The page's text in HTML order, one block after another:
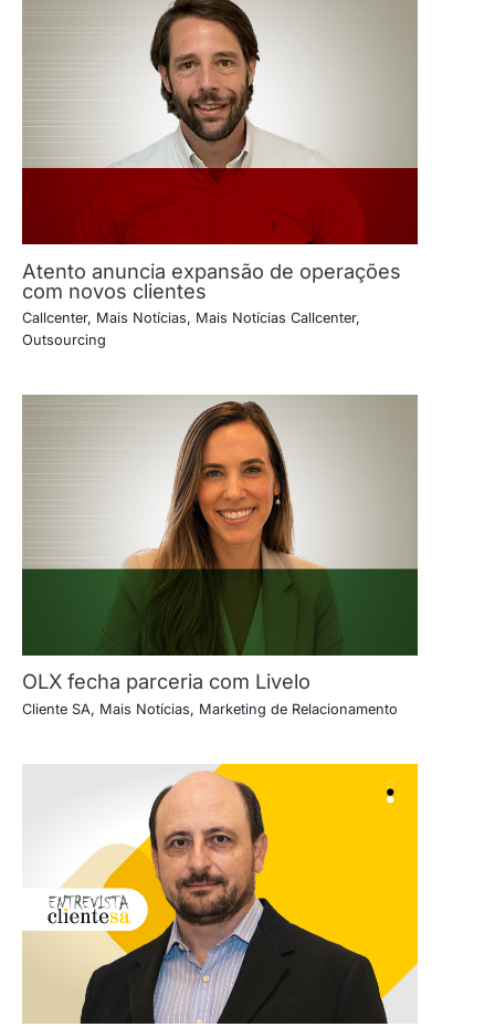
Atento anuncia expansão de operações
com novos clientes
Callcenter, Mais Notícias, Mais Notícias Callcenter,
Outsourcing
OLX fecha parceria com Livelo
Cliente SA, Mais Notícias, Marketing de Relacionamento